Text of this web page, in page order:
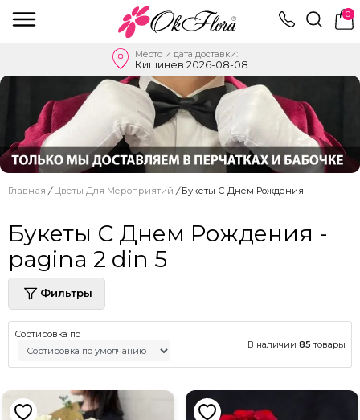
0
Место и дата доставки:
Кишинев 2026-08-08
Главная / Цветы Для Мероприятий / Букеты С Днем Рождения
Букеты С Днем Рождения -
pagina 2 din 5
Фильтры
Сортировка по
В наличии 85 товары